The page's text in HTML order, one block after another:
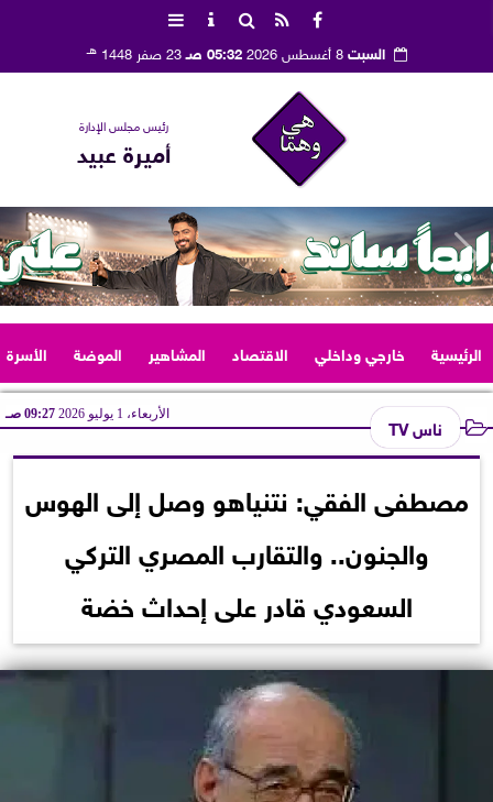
السبت8 أغسطس 2026 05:32 صـ 23 صفر 1448 هـ
رئيس مجلس الإدارة
أميرة عبيد
الرئيسية خارجي وداخلي الاقتصاد المشاهير الموضة الأسرة
ناس TV الأربعاء، 1 يوليو 2026 09:27 صـ
مصطفى الفقي: نتنياهو وصل إلى الهوس
والجنون.. والتقارب المصري التركي
السعودي قادر على إحداث خضة